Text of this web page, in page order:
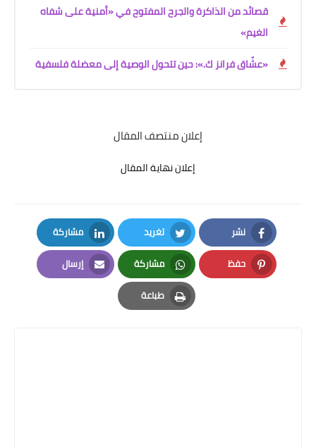
قصائد من الذاكرة والجرح المفتوح في «أمنية على شفاه
الغيم»
«عشّاق فرانز ك.»: حين تتحول الوصية إلى معضلة فلسفية
إعلان منتصف المقال
إعلان نهاية المقال
نشر
Facebook
تغريد
Twitter
مشاركة
LinkedIn
حفظ
Pinterest
مشاركة
Whatsapp
إرسال
Email
طباعة
Print